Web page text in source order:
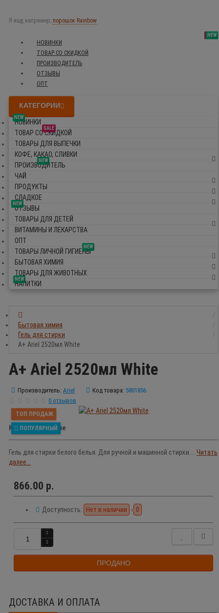
Я ищу, например, порошок Rainbow
NEW
НОВИНКИ
SALE
ТОВАР СО СКИДКОЙ
NEW
ПРОИЗВОДИТЕЛЬ
NEW
ОТЗЫВЫ
ОПТ
КАТЕГОРИИ
NEW
НОВИНКИ
SALE
ТОВАР СО СКИДКОЙ
ТОВАРЫ ДЛЯ ВЫПЕЧКИ
КОФЕ, КАКАО, СЛИВКИ
NEW
ПРОИЗВОДИТЕЛЬ
ЧАЙ
ПРОДУКТЫ
СЛАДКОЕ
NEW
ОТЗЫВЫ
ТОВАРЫ ДЛЯ ДЕТЕЙ
ВИТАМИНЫ И ЛЕКАРСТВА
ОПТ
NEW
ТОВАРЫ ЛИЧНОЙ ГИГИЕНЫ
БЫТОВАЯ ХИМИЯ
ТОВАРЫ ДЛЯ ЖИВОТНЫХ
NEW
НАПИТКИ
Бытовая химия
Гель для стирки
A+ Ariel 2520мл White
A+ Ariel 2520мл White
Производитель: Ariel Код товара: 5801856
0 отзывов
ТОП ПРОДАЖ
ПОПУЛЯРНЫЙ
Краткое описание
Гель для стирки белого белья. Для ручной и машинной стирки.... Читать
далее...
866.00 р.
Доступность: Нет в наличии 0
ПРОДАНО
ДОСТАВКА И ОПЛАТА